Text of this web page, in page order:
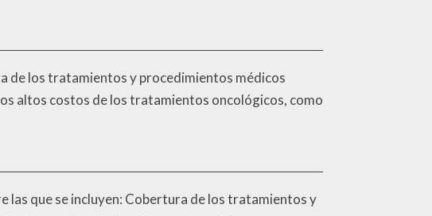
de los tratamientos y procedimientos médicos
altos costos de los tratamientos oncológicos, como
las que se incluyen: Cobertura de los tratamientos y